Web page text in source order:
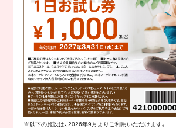
※以下の施設は、2026年9月よりご利用いただけます。